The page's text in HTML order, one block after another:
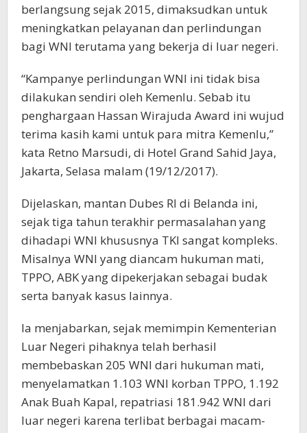
berlangsung sejak 2015, dimaksudkan untuk
meningkatkan pelayanan dan perlindungan
bagi WNI terutama yang bekerja di luar negeri.
“Kampanye perlindungan WNI ini tidak bisa
dilakukan sendiri oleh Kemenlu. Sebab itu
penghargaan Hassan Wirajuda Award ini wujud
terima kasih kami untuk para mitra Kemenlu,”
kata Retno Marsudi, di Hotel Grand Sahid Jaya,
Jakarta, Selasa malam (19/12/2017).
Dijelaskan, mantan Dubes RI di Belanda ini,
sejak tiga tahun terakhir permasalahan yang
dihadapi WNI khususnya TKI sangat kompleks.
Misalnya WNI yang diancam hukuman mati,
TPPO, ABK yang dipekerjakan sebagai budak
serta banyak kasus lainnya.
Ia menjabarkan, sejak memimpin Kementerian
Luar Negeri pihaknya telah berhasil
membebaskan 205 WNI dari hukuman mati,
menyelamatkan 1.103 WNI korban TPPO, 1.192
Anak Buah Kapal, repatriasi 181.942 WNI dari
luar negeri karena terlibat berbagai macam-